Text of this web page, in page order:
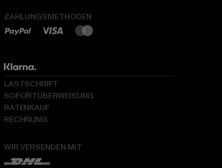
ZAHLUNGSMETHODEN
WIR VERSENDEN MIT
LASTSCHRIFT
SOFORTÜBERWEISUNG
RATENKAUF
RECHNUNG